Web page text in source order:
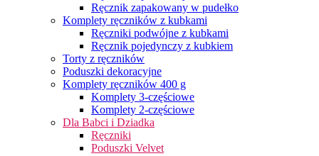
Ręcznik zapakowany w pudełko
Komplety ręczników z kubkami
Ręczniki podwójne z kubkami
Ręcznik pojedynczy z kubkiem
Torty z ręczników
Poduszki dekoracyjne
Komplety ręczników 400 g
Komplety 3-częściowe
Komplety 2-częściowe
Dla Babci i Dziadka
Ręczniki
Poduszki Velvet